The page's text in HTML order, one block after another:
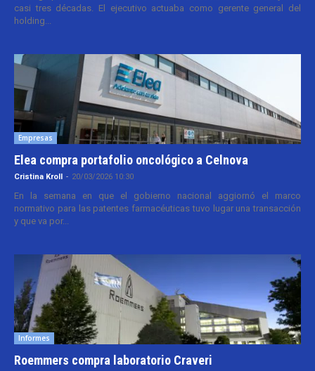
casi tres décadas. El ejecutivo actuaba como gerente general del
holding...
Empresas
Elea compra portafolio oncológico a Celnova
Cristina Kroll - 20/03/2026 10:30
En la semana en que el gobierno nacional aggiornó el marco
normativo para las patentes farmacéuticas tuvo lugar una transacción
y que va por...
Informes
Roemmers compra laboratorio Craveri